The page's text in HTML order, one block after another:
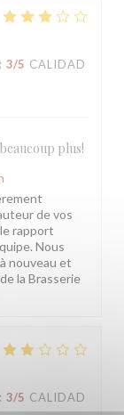
: 3/5 CALIDAD
plus!
de vos
rapport
Nous
nouveau et
la Brasserie
: 3/5 CALIDAD